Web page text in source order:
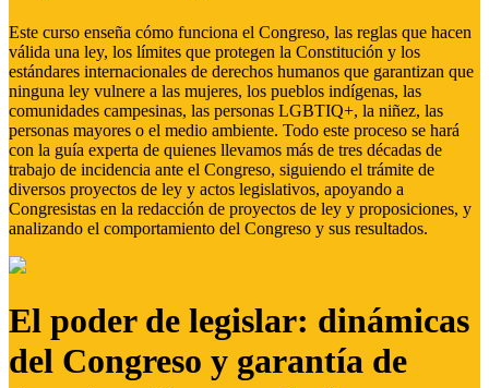
Este curso enseña cómo funciona el Congreso, las reglas que hacen
válida una ley, los límites que protegen la Constitución y los
estándares internacionales de derechos humanos que garantizan que
ninguna ley vulnere a las mujeres, los pueblos indígenas, las
comunidades campesinas, las personas LGBTIQ+, la niñez, las
personas mayores o el medio ambiente. Todo este proceso se hará
con la guía experta de quienes llevamos más de tres décadas de
trabajo de incidencia ante el Congreso, siguiendo el trámite de
diversos proyectos de ley y actos legislativos, apoyando a
Congresistas en la redacción de proyectos de ley y proposiciones, y
analizando el comportamiento del Congreso y sus resultados.
El poder de legislar: dinámicas
del Congreso y garantía de